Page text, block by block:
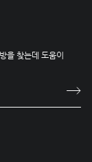
을 찾는데 도움이